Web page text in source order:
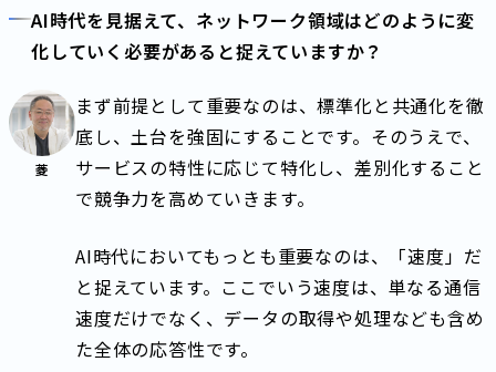
AI時代を見据えて、ネットワーク領域はどのように変
化していく必要があると捉えていますか？
菱
まず前提として重要なのは、標準化と共通化を徹
底し、土台を強固にすることです。そのうえで、
サービスの特性に応じて特化し、差別化すること
で競争力を高めていきます。
AI時代においてもっとも重要なのは、「速度」だ
と捉えています。ここでいう速度は、単なる通信
速度だけでなく、データの取得や処理なども含め
た全体の応答性です。